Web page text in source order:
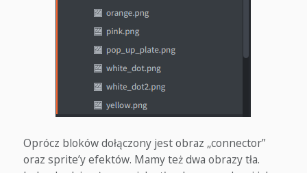
Oprócz bloków dołączony jest obraz „connector”
oraz sprite’y efektów. Mamy też dwa obrazy tła.